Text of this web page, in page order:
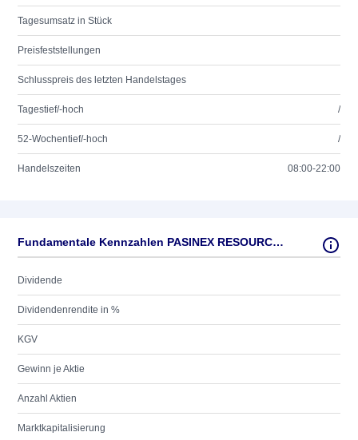
Tagesumsatz in Stück
Preisfeststellungen
Schlusspreis des letzten Handelstages
Tagestief/-hoch /
52-Wochentief/-hoch /
Handelszeiten 08:00-22:00
Fundamentale Kennzahlen PASINEX RESOURCES LTD.
Dividende
Dividendenrendite in %
KGV
Gewinn je Aktie
Anzahl Aktien
Marktkapitalisierung